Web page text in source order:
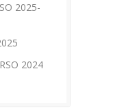
2025-
2024